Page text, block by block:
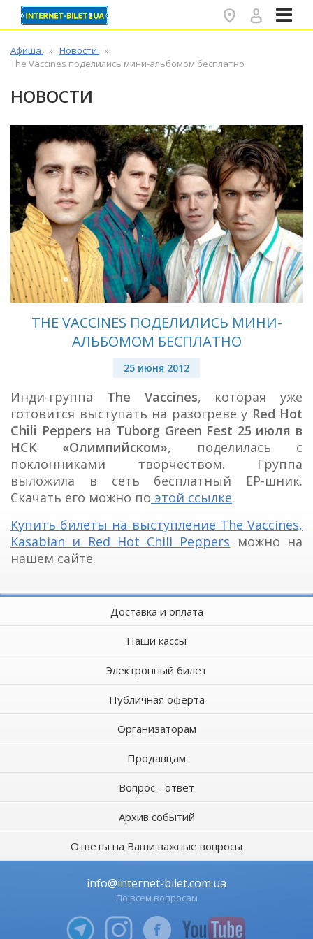
Афиша
Новости
The Vaccines поделились мини-альбомом бесплатно
НОВОСТИ
THE VACCINES ПОДЕЛИЛИСЬ МИНИ-
АЛЬБОМОМ БЕСПЛАТНО
25 июня 2012
Инди-группа The Vaccines, которая уже
готовится выступать на разогреве у Red Hot
Chili Peppers на Tuborg Green Fest 25 июля в
НСК «Олимпийском», поделилась с
поклонниками творчеством. Группа
выложила в сеть бесплатный EP-шник.
Скачать его можно по этой ссылке.
Купить билеты на выступление The Vaccines,
Kasabian и Red Hot Chili Peppers можно на
нашем сайте.
Доставка и оплата
Наши кассы
Электронный билет
Публичная оферта
Организаторам
Продавцам
Вопрос - ответ
Архив событий
Ответы на Ваши важные вопросы
info@internet-bilet.com.ua
По всем вопросам